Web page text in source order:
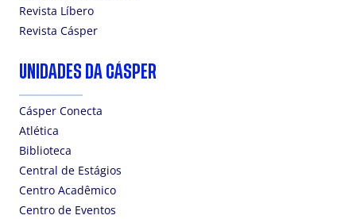
Revista Líbero
Revista Cásper
UNIDADES DA CÁSPER
Cásper Conecta
Atlética
Biblioteca
Central de Estágios
Centro Acadêmico
Centro de Eventos